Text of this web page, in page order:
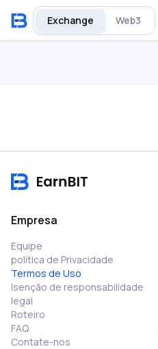
Exchange Web3
Empresa
Equipe
política de Privacidade
Termos de Uso
Isenção de responsabilidade
legal
Roteiro
FAQ
Contate-nos